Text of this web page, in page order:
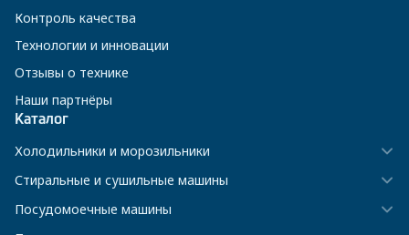
Контроль качества
Технологии и инновации
Отзывы о технике
Наши партнёры
Каталог
Холодильники и морозильники
Стиральные и сушильные машины
Посудомоечные машины